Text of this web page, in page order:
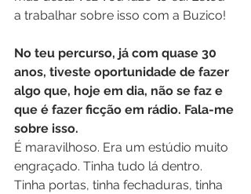
a trabalhar sobre isso com a Buzico!
No teu percurso, já com quase 30
anos, tiveste oportunidade de fazer
algo que, hoje em dia, não se faz e
que é fazer ficção em rádio. Fala-me
sobre isso.
É maravilhoso. Era um estúdio muito
engraçado. Tinha tudo lá dentro.
Tinha portas, tinha fechaduras, tinha